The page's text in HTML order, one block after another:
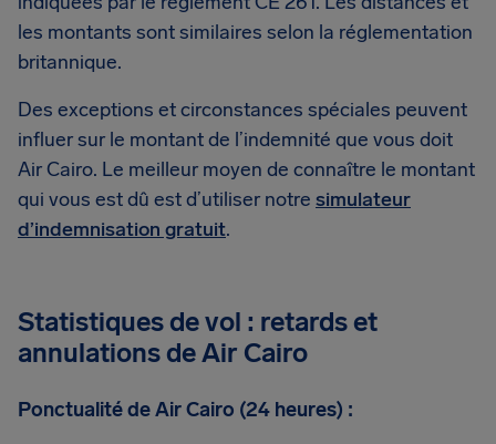
les montants sont similaires selon la réglementation
britannique.
Des exceptions et circonstances spéciales peuvent
influer sur le montant de l’indemnité que vous doit
Air Cairo. Le meilleur moyen de connaître le montant
qui vous est dû est d’utiliser notre simulateur
d’indemnisation gratuit.
Statistiques de vol : retards et
annulations de Air Cairo
Ponctualité de Air Cairo (24 heures) :